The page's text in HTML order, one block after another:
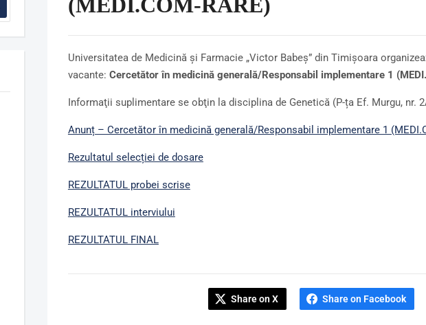
Universitatea de Medicină şi Farmacie „Victor Babeş” din Timişoara
vacante: Cercetător în medicină generală/Responsabil implementare 1
Informaţii suplimentare se obţin la disciplina de Genetică (P-ța Ef. Murgu, nr.
Anunț – Cercetător în medicină generală/Responsabil implementare 1
Rezultatul selecției de dosare
REZULTATUL probei scrise
REZULTATUL interviului
REZULTATUL FINAL
Share on X Share on Facebook